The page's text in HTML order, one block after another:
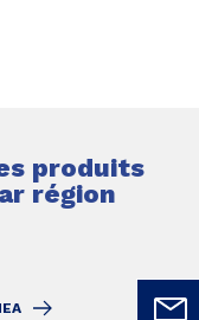
produits
région